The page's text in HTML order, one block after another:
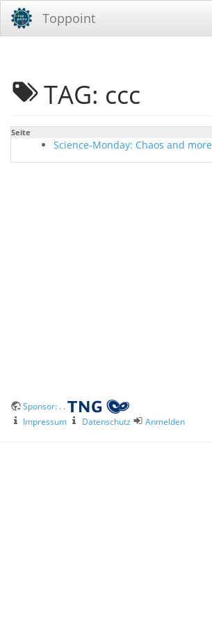
Toppoint
TAG: ccc
Seite
Science-Monday: Chaos and more
Sponsor: . .
Impressum
Datenschutz Anmelden